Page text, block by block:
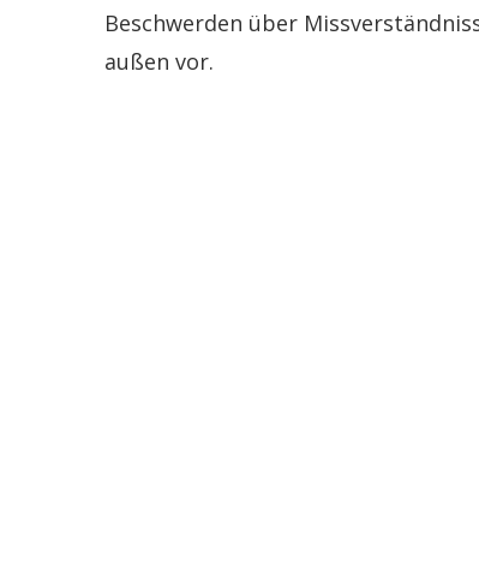
Beschwerden über
außen vor.